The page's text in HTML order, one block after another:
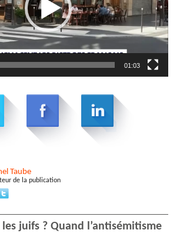
01:03
Taube
de la publication
les juifs ? Quand l’antisémitisme